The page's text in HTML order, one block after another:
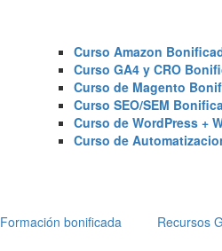
Curso Amazon
Curso GA4 y CRO
Curso de Magento
Curso SEO/SEM
Curso de WordPress +
Curso de
Formación bonificada Recursos